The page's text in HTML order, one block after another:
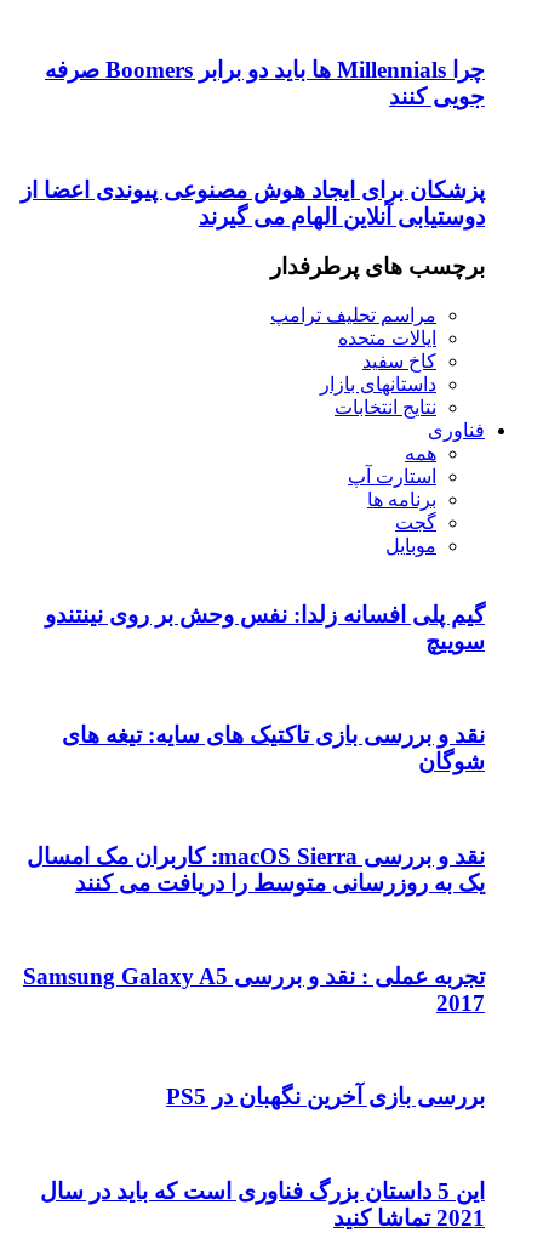
چرا Millennials ها باید دو برابر Boomers صرفه
جویی کنند
پزشکان برای ایجاد هوش مصنوعی پیوندی اعضا از
دوستیابی آنلاین الهام می گیرند
برچسب های پرطرفدار
مراسم تحلیف ترامپ
ایالات متحده
کاخ سفید
داستانهای بازار
نتایج انتخابات
فناوری
همه
استارت آپ
برنامه ها
گجت
موبایل
گیم پلی افسانه زلدا: نفس وحش بر روی نینتندو
سوییچ
نقد و بررسی بازی تاکتیک های سایه: تیغه های
شوگان
نقد و بررسی macOS Sierra: کاربران مک امسال
یک به روزرسانی متوسط را دریافت می کنند
تجربه عملی : نقد و بررسی Samsung Galaxy A5
2017
بررسی بازی آخرین نگهبان در PS5
این 5 داستان بزرگ فناوری است که باید در سال
2021 تماشا کنید